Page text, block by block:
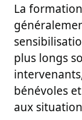
La
plus longs
bénévoles
aux